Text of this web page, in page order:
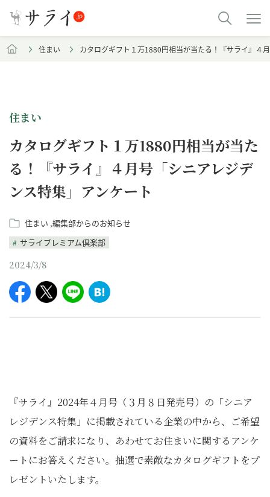
住まい カタログギフト１万1880円相当が当たる！『サライ』４
住まい
カタログギフト１万1880円相当が当た
る！『サライ』４月号「シニアレジデ
ンス特集」アンケート
住まい 編集部からのお知らせ
サライプレミアム倶楽部
2024/3/8
『サライ』2024年４月号（３月８日発売号）の「シニア
レジデンス特集」に掲載されている企業の中から、ご希望
の資料をご請求になり、あわせてお住まいに関するアンケ
ートにお答えください。抽選で素敵なカタログギフトをプ
レゼントいたします。